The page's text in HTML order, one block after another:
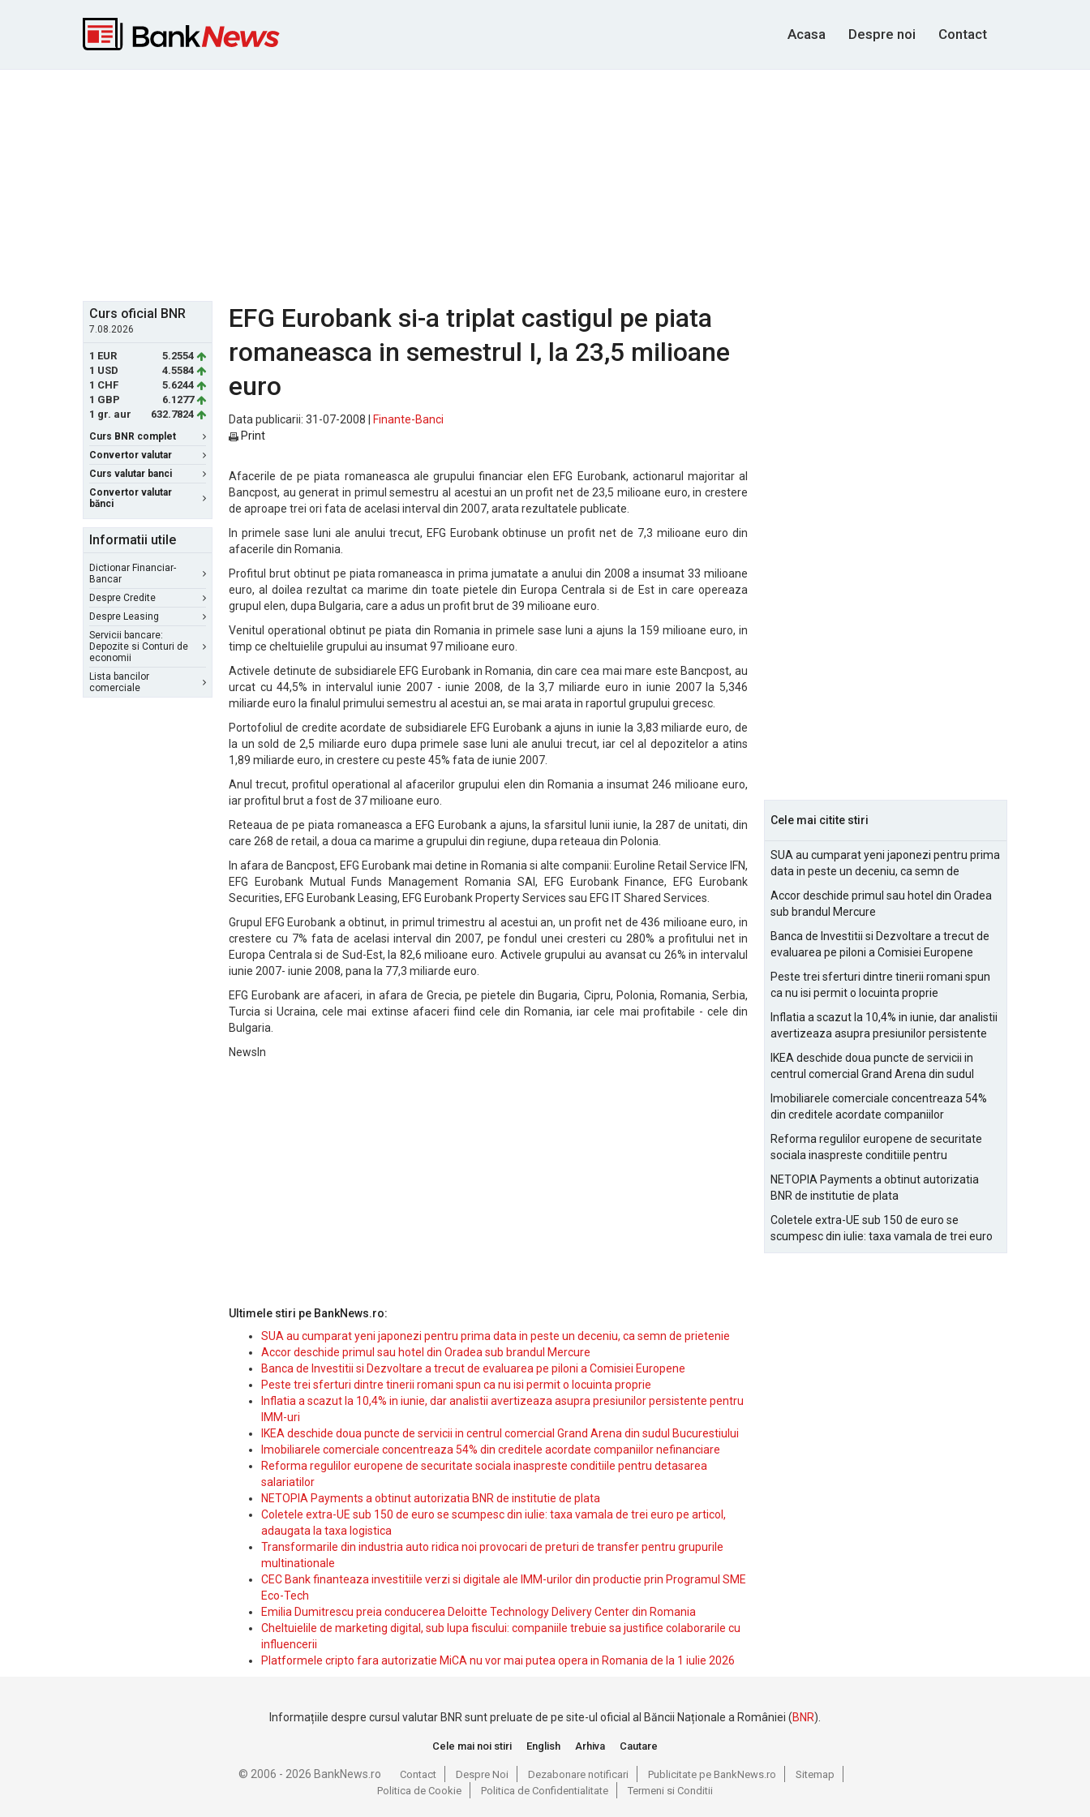
Acasa Despre noi Contact
Curs oficial BNR
7.08.2026
1 EUR
5.2554
1 USD
4.5584
1 CHF
5.6244
1 GBP
6.1277
1 gr. aur
632.7824
Curs BNR complet
Convertor valutar
Curs valutar banci
Convertor valutar
bănci
Informatii utile
Dictionar Financiar-
Bancar
Despre Credite
Despre Leasing
Servicii bancare:
Depozite si Conturi de
economii
Lista bancilor
comerciale
EFG Eurobank si-a triplat castigul pe piata
romaneasca in semestrul I, la 23,5 milioane
euro
Data publicarii: 31-07-2008 |
Finante-Banci
Print
Afacerile de pe piata romaneasca ale grupului financiar elen EFG Eurobank, actionarul majoritar al
Bancpost, au generat in primul semestru al acestui an un profit net de 23,5 milioane euro, in crestere
de aproape trei ori fata de acelasi interval din 2007, arata rezultatele publicate.
In primele sase luni ale anului trecut, EFG Eurobank obtinuse un profit net de 7,3 milioane euro din
afacerile din Romania.
Profitul brut obtinut pe piata romaneasca in prima jumatate a anului din 2008 a insumat 33 milioane
euro, al doilea rezultat ca marime din toate pietele din Europa Centrala si de Est in care opereaza
grupul elen, dupa Bulgaria, care a adus un profit brut de 39 milioane euro.
Venitul operational obtinut pe piata din Romania in primele sase luni a ajuns la 159 milioane euro, in
timp ce cheltuielile grupului au insumat 97 milioane euro.
Activele detinute de subsidiarele EFG Eurobank in Romania, din care cea mai mare este Bancpost, au
urcat cu 44,5% in intervalul iunie 2007 - iunie 2008, de la 3,7 miliarde euro in iunie 2007 la 5,346
miliarde euro la finalul primului semestru al acestui an, se mai arata in raportul grupului grecesc.
Portofoliul de credite acordate de subsidiarele EFG Eurobank a ajuns in iunie la 3,83 miliarde euro, de
la un sold de 2,5 miliarde euro dupa primele sase luni ale anului trecut, iar cel al depozitelor a atins
1,89 miliarde euro, in crestere cu peste 45% fata de iunie 2007.
Anul trecut, profitul operational al afacerilor grupului elen din Romania a insumat 246 milioane euro,
iar profitul brut a fost de 37 milioane euro.
Reteaua de pe piata romaneasca a EFG Eurobank a ajuns, la sfarsitul lunii iunie, la 287 de unitati, din
care 268 de retail, a doua ca marime a grupului din regiune, dupa reteaua din Polonia.
In afara de Bancpost, EFG Eurobank mai detine in Romania si alte companii: Euroline Retail Service IFN,
EFG Eurobank Mutual Funds Management Romania SAI, EFG Eurobank Finance, EFG Eurobank
Securities, EFG Eurobank Leasing, EFG Eurobank Property Services sau EFG IT Shared Services.
Grupul EFG Eurobank a obtinut, in primul trimestru al acestui an, un profit net de 436 milioane euro, in
crestere cu 7% fata de acelasi interval din 2007, pe fondul unei cresteri cu 280% a profitului net in
Europa Centrala si de Sud-Est, la 82,6 milioane euro. Activele grupului au avansat cu 26% in intervalul
iunie 2007- iunie 2008, pana la 77,3 miliarde euro.
EFG Eurobank are afaceri, in afara de Grecia, pe pietele din Bugaria, Cipru, Polonia, Romania, Serbia,
Turcia si Ucraina, cele mai extinse afaceri fiind cele din Romania, iar cele mai profitabile - cele din
Bulgaria.
NewsIn
Ultimele stiri pe BankNews.ro:
SUA au cumparat yeni japonezi pentru prima data in peste un deceniu, ca semn de prietenie
Accor deschide primul sau hotel din Oradea sub brandul Mercure
Banca de Investitii si Dezvoltare a trecut de evaluarea pe piloni a Comisiei Europene
Peste trei sferturi dintre tinerii romani spun ca nu isi permit o locuinta proprie
Inflatia a scazut la 10,4% in iunie, dar analistii avertizeaza asupra presiunilor persistente pentru
IMM-uri
IKEA deschide doua puncte de servicii in centrul comercial Grand Arena din sudul Bucurestiului
Imobiliarele comerciale concentreaza 54% din creditele acordate companiilor nefinanciare
Reforma regulilor europene de securitate sociala inaspreste conditiile pentru detasarea
salariatilor
NETOPIA Payments a obtinut autorizatia BNR de institutie de plata
Coletele extra-UE sub 150 de euro se scumpesc din iulie: taxa vamala de trei euro pe articol,
adaugata la taxa logistica
Transformarile din industria auto ridica noi provocari de preturi de transfer pentru grupurile
multinationale
CEC Bank finanteaza investitiile verzi si digitale ale IMM-urilor din productie prin Programul SME
Eco-Tech
Emilia Dumitrescu preia conducerea Deloitte Technology Delivery Center din Romania
Cheltuielile de marketing digital, sub lupa fiscului: companiile trebuie sa justifice colaborarile cu
influencerii
Platformele cripto fara autorizatie MiCA nu vor mai putea opera in Romania de la 1 iulie 2026
Cele mai citite stiri
SUA au cumparat yeni japonezi pentru prima
data in peste un deceniu, ca semn de
Accor deschide primul sau hotel din Oradea
sub brandul Mercure
Banca de Investitii si Dezvoltare a trecut de
evaluarea pe piloni a Comisiei Europene
Peste trei sferturi dintre tinerii romani spun
ca nu isi permit o locuinta proprie
Inflatia a scazut la 10,4% in iunie, dar analistii
avertizeaza asupra presiunilor persistente
IKEA deschide doua puncte de servicii in
centrul comercial Grand Arena din sudul
Imobiliarele comerciale concentreaza 54%
din creditele acordate companiilor
Reforma regulilor europene de securitate
sociala inaspreste conditiile pentru
NETOPIA Payments a obtinut autorizatia
BNR de institutie de plata
Coletele extra-UE sub 150 de euro se
scumpesc din iulie: taxa vamala de trei euro
pe articol, adaugata la taxa logistica
Informațiile despre cursul valutar BNR sunt preluate de pe site-ul oficial al Băncii Naționale a României (BNR).
Cele mai noi stiri English Arhiva Cautare
© 2006 - 2026 BankNews.ro Contact Despre Noi Dezabonare notificari Publicitate pe BankNews.ro
Sitemap
Politica de Cookie
Politica de Confidentialitate Termeni si Conditii